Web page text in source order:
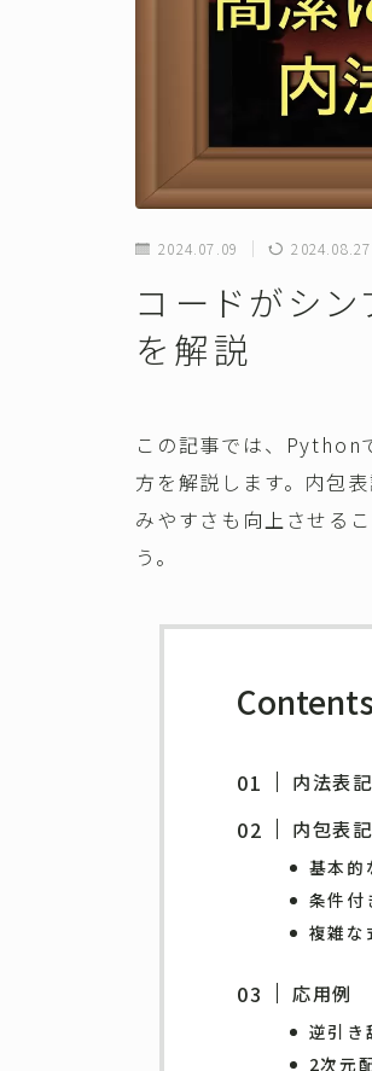
2024.07.09 2024.08.27
コードがシ
を解説
この記事では、Python
方を解説します。内包
みやすさも向上させる
う。
Contents
内法表
内包表
基本的
条件付
複雑な
応用例
逆引き
2次元